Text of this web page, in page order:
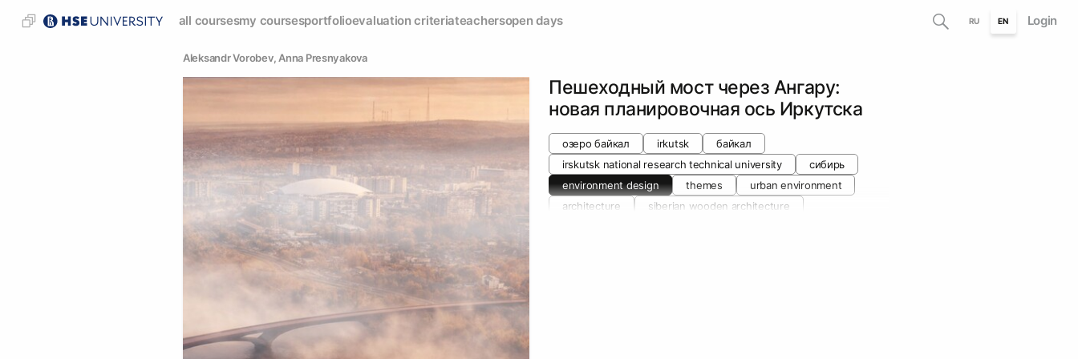
all coursesmy coursesportfolioevaluation criteriateachersopen days RU EN Login
Aleksandr Vorobev, Anna Presnyakova
Пешеходный мост через Ангару:
новая планировочная ось Иркутска
озеро байкал irkutsk
байкал
irskutsk national research technical university
сибирь
environment design
themes
urban environment
architecture
siberian wooden architecture